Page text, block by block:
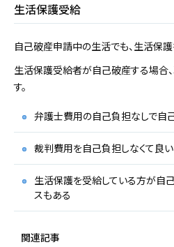
生活保護受給
自己破産申請中の生活でも、生活保護
生活保護受給者が自己破産する場合、
す。
弁護士費用の自己負担なしで自
裁判費用を自己負担しなくて良い
生活保護を受給している方が自
スもある
関連記事